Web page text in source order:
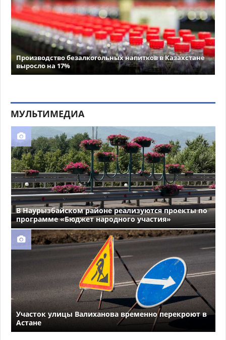
Производство безалкогольных напитков в Казахстане
выросло на 17%
МУЛЬТИМЕДИА
В Наурызбайском районе реализуются проекты по
программе «Бюджет народного участия»
Участок улицы Валиханова временно перекроют в
Астане